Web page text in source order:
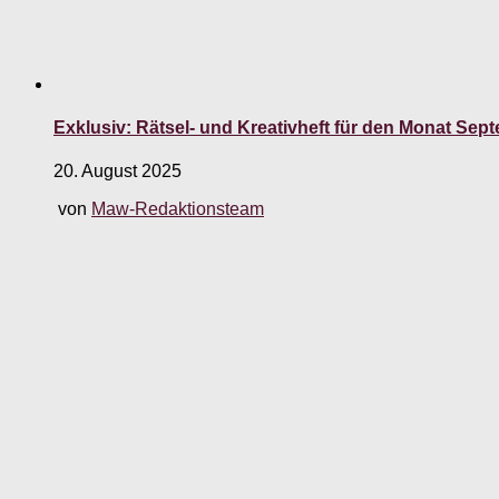
Exklusiv: Rätsel- und Kreativheft für den Monat
20. August 2025
von Maw-Redaktionsteam